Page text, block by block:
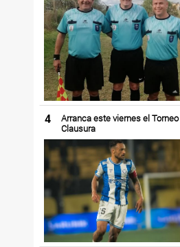
4
Arranca este viernes el Torneo
Clausura